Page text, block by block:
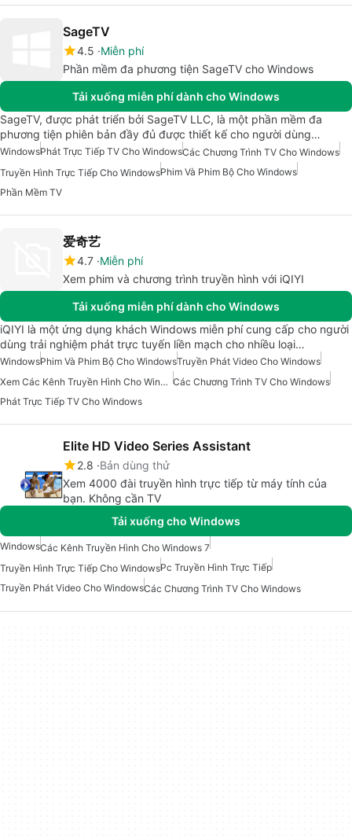
SageTV
4.5 Miễn phí
Phần mềm đa phương tiện SageTV cho Windows
Tải xuống miễn phí dành cho Windows
SageTV, được phát triển bởi SageTV LLC, là một phần mềm đa
phương tiện phiên bản đầy đủ được thiết kế cho người dùng…
WindowsPhát Trực Tiếp TV Cho WindowsCác Chương Trình TV Cho Windows
Truyền Hình Trực Tiếp Cho WindowsPhim Và Phim Bộ Cho Windows
Phần Mềm TV
爱奇艺
4.7 Miễn phí
Xem phim và chương trình truyền hình với iQIYI
Tải xuống miễn phí dành cho Windows
iQIYI là một ứng dụng khách Windows miễn phí cung cấp cho người
dùng trải nghiệm phát trực tuyến liền mạch cho nhiều loại…
WindowsPhim Và Phim Bộ Cho WindowsTruyền Phát Video Cho Windows
Xem Các Kênh Truyền Hình Cho Windows Các Chương Trình TV Cho Windows
Phát Trực Tiếp TV Cho Windows
Elite HD Video Series Assistant
2.8 Bản dùng thử
Xem 4000 đài truyền hình trực tiếp từ máy tính của
bạn. Không cần TV
Tải xuống cho Windows
WindowsCác Kênh Truyền Hình Cho Windows 7
Truyền Hình Trực Tiếp Cho WindowsPc Truyền Hình Trực Tiếp
Truyền Phát Video Cho WindowsCác Chương Trình TV Cho Windows